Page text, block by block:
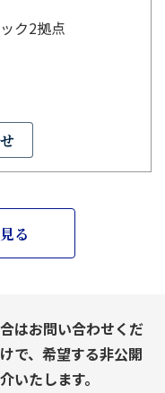
ク2拠点
る
はお問い合わせくだ
で、希望する非公開
いたします。